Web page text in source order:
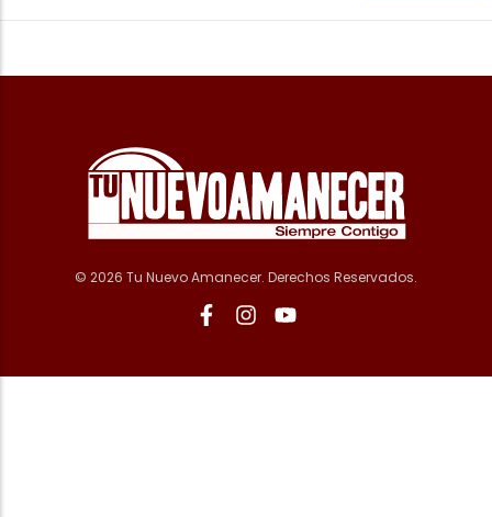
© 2026 Tu Nuevo Amanecer. Derechos Reservados.